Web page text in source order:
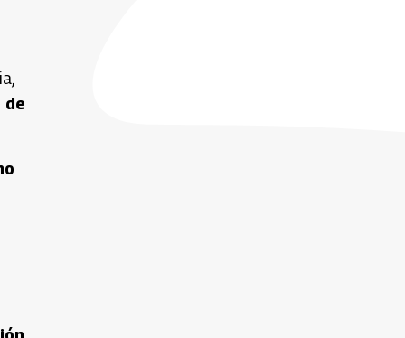
de